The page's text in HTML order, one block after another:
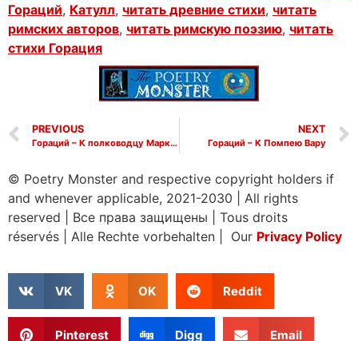
Гораций, Катулл, читать древние стихи, читать
римских авторов, читать римскую поэзию, читать
стихи Горация
PREVIOUS
Гораций – К полководцу Марку Рипсанию Агриппе
NEXT
Гораций – К Помпею Вару
© Poetry Monster and respective copyright holders if
and whenever applicable, 2021-2030
All rights
reserved
Все права защищены
Tous droits
réservés
Alle Rechte vorbehalten | Our Privacy Policy
VK OK Reddit
Pinterest Digg Email